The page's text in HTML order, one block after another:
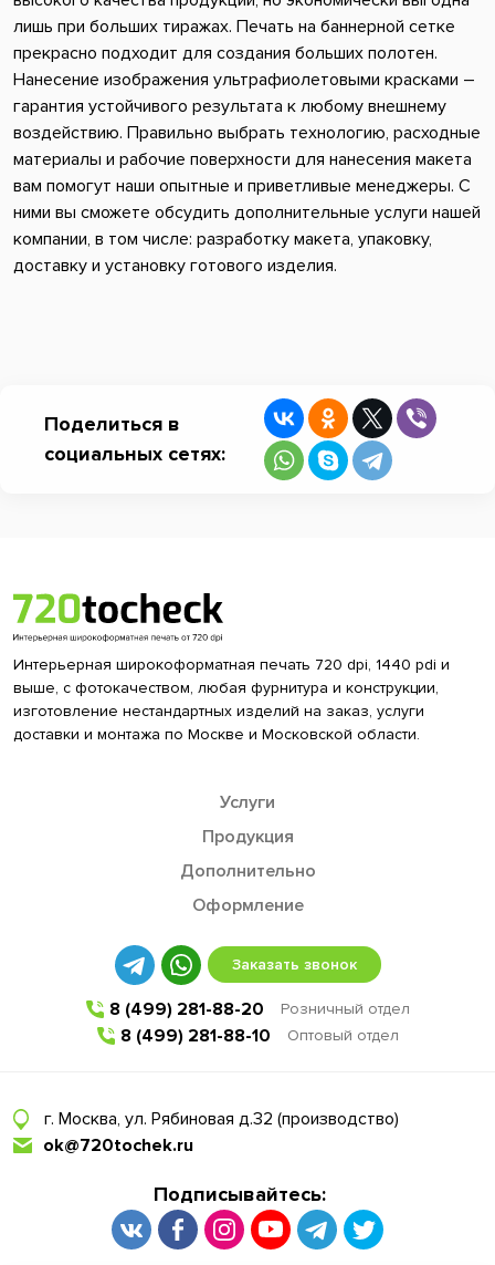
лишь при больших тиражах. Печать на баннерной сетке
прекрасно подходит для создания больших полотен.
Нанесение изображения ультрафиолетовыми красками –
гарантия устойчивого результата к любому внешнему
воздействию. Правильно выбрать технологию, расходные
материалы и рабочие поверхности для нанесения макета
вам помогут наши опытные и приветливые менеджеры. С
ними вы сможете обсудить дополнительные услуги нашей
компании, в том числе: разработку макета, упаковку,
доставку и установку готового изделия.
Поделиться в
социальных сетях:
Интерьерная широкоформатная печать 720 dpi, 1440 pdi и
выше, с фотокачеством, любая фурнитура и конструкции,
изготовление нестандартных изделий на заказ, услуги
доставки и монтажа по Москве и Московской области.
Услуги
Продукция
Дополнительно
Оформление
Заказать звонок
8 (499) 281-88-20 Розничный отдел
8 (499) 281-88-10 Оптовый отдел
г. Москва, ул. Рябиновая д.32 (производство)
ok@720tochek.ru
Подписывайтесь: